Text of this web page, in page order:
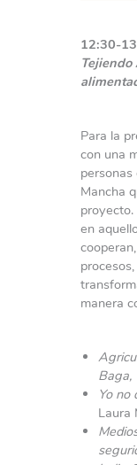
12:30-
Tejiendo
Para la
con una
Mancha
en
manera
Baga,
Yo no
Laura